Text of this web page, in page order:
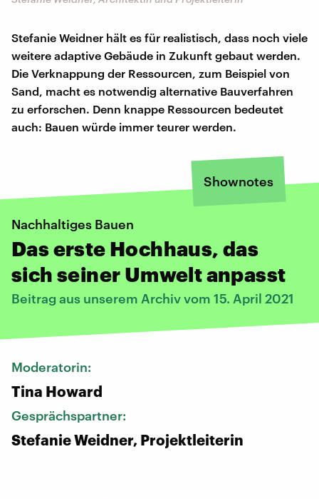
Stefanie Weidner hält es für realistisch, dass noch viele
weitere adaptive Gebäude in Zukunft gebaut werden.
Die Verknappung der Ressourcen, zum Beispiel von
Sand, macht es notwendig alternative Bauverfahren
zu erforschen. Denn knappe Ressourcen bedeutet
auch: Bauen würde immer teurer werden.
Shownotes
Nachhaltiges Bauen
Das erste Hochhaus, das
sich seiner Umwelt anpasst
Beitrag aus unserem Archiv vom 15. April 2021
Moderatorin:
Tina Howard
Gesprächspartner:
Stefanie Weidner, Projektleiterin